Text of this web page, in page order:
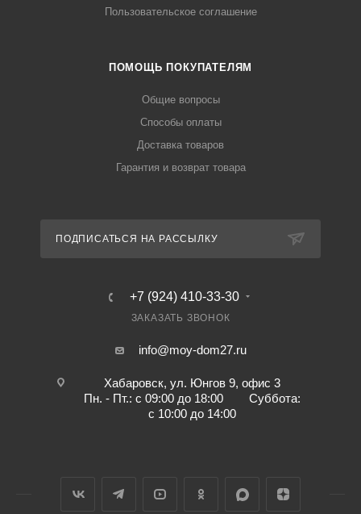
Пользовательское соглашение
ПОМОЩЬ ПОКУПАТЕЛЯМ
Общие вопросы
Способы оплаты
Доставка товаров
Гарантия и возврат товара
ПОДПИСАТЬСЯ НА РАССЫЛКУ
+7 (924) 410-33-30
ЗАКАЗАТЬ ЗВОНОК
info@moy-dom27.ru
Хабаровск, ул. Юнгов 9, офис 3
Пн. - Пт.: с 09:00 до 18:00 Суббота:
с 10:00 до 14:00